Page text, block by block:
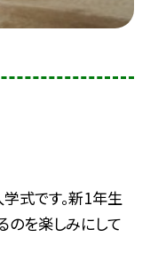
式です。新1年生
のを楽しみにして